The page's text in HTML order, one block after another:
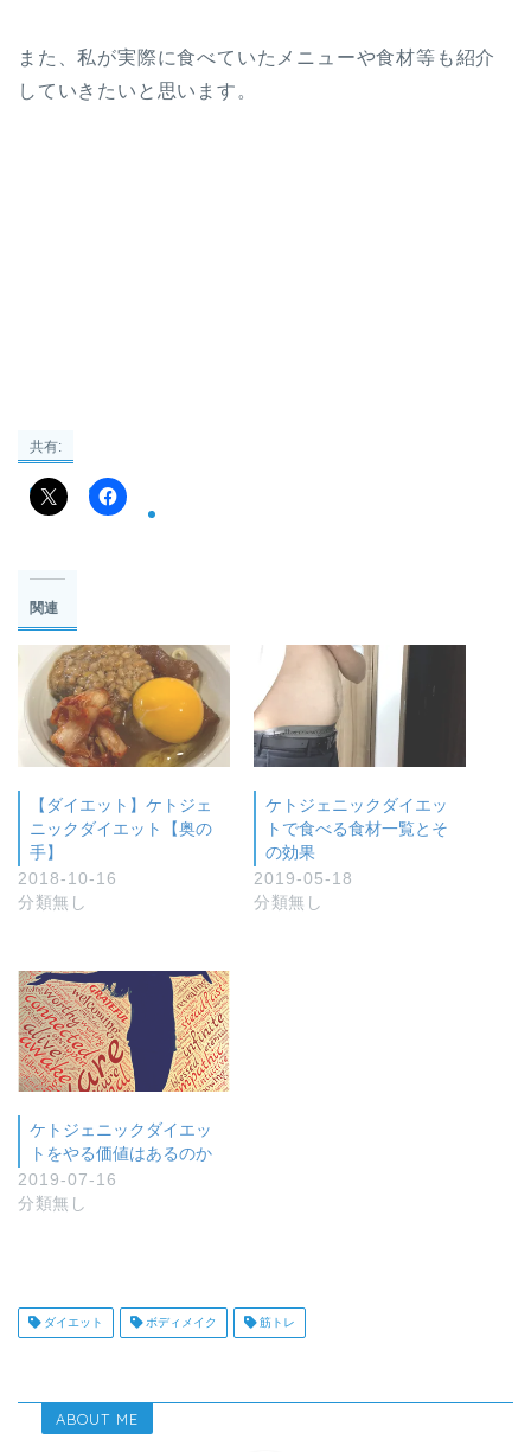
また、私が実際に食べていたメニューや食材等も紹介
していきたいと思います。
共有:
関連
【ダイエット】ケトジェ
ニックダイエット【奥の
手】
2018-10-16
分類無し
ケトジェニックダイエッ
トで食べる食材一覧とそ
の効果
2019-05-18
分類無し
ケトジェニックダイエッ
トをやる価値はあるのか
2019-07-16
分類無し
ダイエット ボディメイク 筋トレ
ABOUT ME